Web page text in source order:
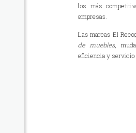
los más
empresas.
Las marcas El
de muebles,
eficiencia y servicio